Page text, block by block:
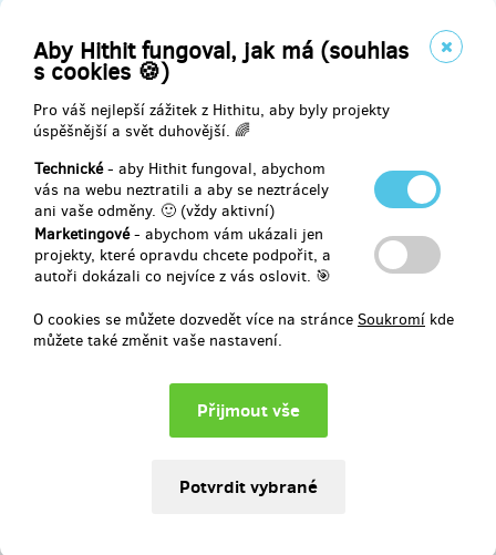
Aby Hithit fungoval, jak má (souhlas
s cookies 🍪)
Pro váš nejlepší zážitek z Hithitu, aby byly projekty
úspěšnější a svět duhovější. 🌈
Technické- aby Hithit fungoval, abychom
vás na webu neztratili a aby se neztrácely
ani vaše odměny. 🙂 (vždy aktivní)
Marketingové- abychom vám ukázali jen
projekty, které opravdu chcete podpořit, a
autoři dokázali co nejvíce z vás oslovit. 🎯
O cookies se můžete dozvedět více na stránce Soukromí kde
můžete také změnit vaše nastavení.
Najdete nás na